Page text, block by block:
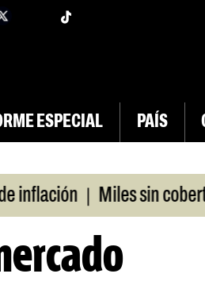
facebook
ESPECIAL PAÍS
| Miles sin cobertura